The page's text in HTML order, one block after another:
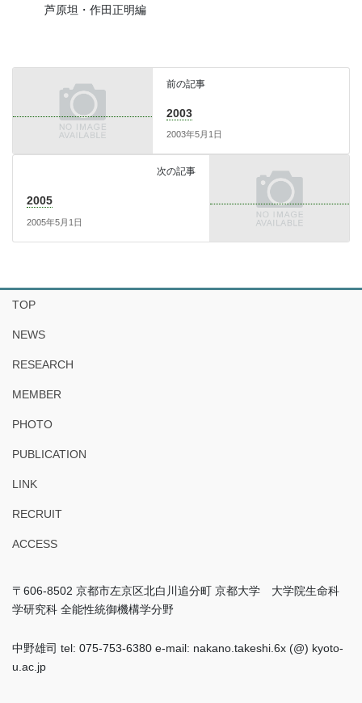
芦原坦・作田正明編
前の記事
2003
2003年5月1日
次の記事
2005
2005年5月1日
TOP
NEWS
RESEARCH
MEMBER
PHOTO
PUBLICATION
LINK
RECRUIT
ACCESS
〒606-8502 京都市左京区北白川追分町 京都大学 大学院生命科
学研究科 全能性統御機構学分野
中野雄司 tel: 075-753-6380 e-mail: nakano.takeshi.6x (@) kyoto-
u.ac.jp